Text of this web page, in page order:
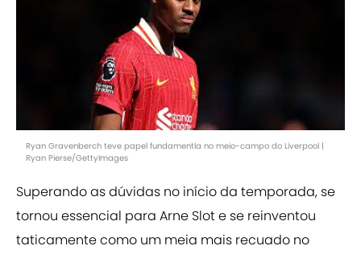
Ryan Gravenberch teve papel fundamentla no meio-campo do Liverpool |
Ryan Pierse/GettyImages
Superando as dúvidas no início da temporada, se
tornou essencial para Arne Slot e se reinventou
taticamente como um meia mais recuado no